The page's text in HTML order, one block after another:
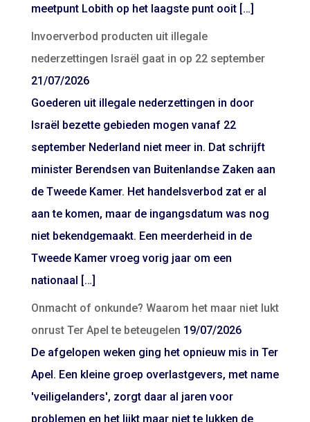
meetpunt Lobith op het laagste punt ooit […]
Invoerverbod producten uit illegale
nederzettingen Israël gaat in op 22 september
21/07/2026
Goederen uit illegale nederzettingen in door
Israël bezette gebieden mogen vanaf 22
september Nederland niet meer in. Dat schrijft
minister Berendsen van Buitenlandse Zaken aan
de Tweede Kamer. Het handelsverbod zat er al
aan te komen, maar de ingangsdatum was nog
niet bekendgemaakt. Een meerderheid in de
Tweede Kamer vroeg vorig jaar om een
nationaal […]
Onmacht of onkunde? Waarom het maar niet lukt
onrust Ter Apel te beteugelen 19/07/2026
De afgelopen weken ging het opnieuw mis in Ter
Apel. Een kleine groep overlastgevers, met name
'veiligelanders', zorgt daar al jaren voor
problemen en het lijkt maar niet te lukken de